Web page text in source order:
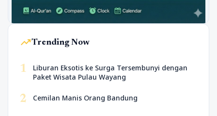
trending_upTrending Now
1
Liburan Eksotis ke Surga Tersembunyi dengan
Paket Wisata Pulau Wayang
2 Cemilan Manis Orang Bandung